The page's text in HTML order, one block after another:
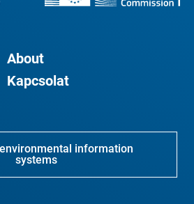
About
Kapcsolat
information
systems